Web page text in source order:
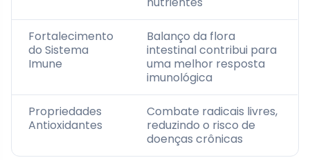
Fortalecimento
do Sistema
Imune
Balanço da flora
intestinal contribui para
uma melhor resposta
imunológica
Propriedades
Antioxidantes
Combate radicais livres,
reduzindo o risco de
doenças crônicas